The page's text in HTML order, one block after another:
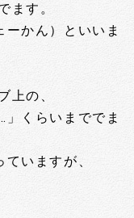
ます。
かん）といいま
上の、
」くらいまででま
いますが、